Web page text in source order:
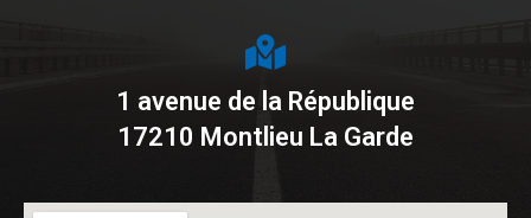
1 avenue de la République
17210 Montlieu La Garde